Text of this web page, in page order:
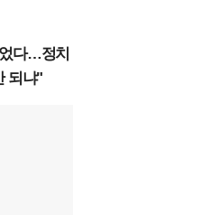
다…정치
되냐"